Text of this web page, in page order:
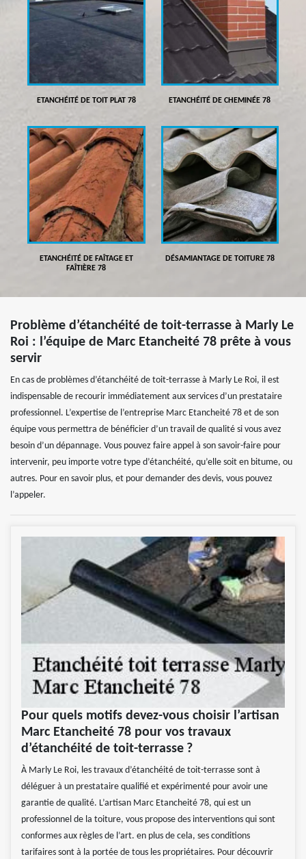
ETANCHÉITÉ DE TOIT PLAT 78 ETANCHÉITÉ DE CHEMINÉE 78
ETANCHÉITÉ DE FAÎTAGE ET
FAÎTIÈRE 78
DÉSAMIANTAGE DE TOITURE 78
Problème d’étanchéité de toit-terrasse à Marly Le
Roi : l’équipe de Marc Etancheité 78 prête à vous
servir
En cas de problèmes d’étanchéité de toit-terrasse à Marly Le Roi, il est
indispensable de recourir immédiatement aux services d’un prestataire
professionnel. L’expertise de l’entreprise Marc Etancheité 78 et de son
équipe vous permettra de bénéficier d’un travail de qualité si vous avez
besoin d’un dépannage. Vous pouvez faire appel à son savoir-faire pour
intervenir, peu importe votre type d’étanchéité, qu’elle soit en bitume, ou
autres. Pour en savoir plus, et pour demander des devis, vous pouvez
l’appeler.
Pour quels motifs devez-vous choisir l’artisan
Marc Etancheité 78 pour vos travaux
d’étanchéité de toit-terrasse ?
À Marly Le Roi, les travaux d’étanchéité de toit-terrasse sont à
déléguer à un prestataire qualifié et expérimenté pour avoir une
garantie de qualité. L’artisan Marc Etancheité 78, qui est un
professionnel de la toiture, vous propose des interventions qui sont
conformes aux règles de l’art. en plus de cela, ses conditions
tarifaires sont à la portée de tous les propriétaires. Pour découvrir